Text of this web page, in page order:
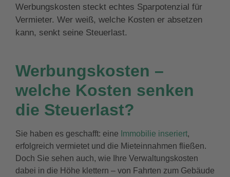
Werbungskosten steckt echtes Sparpotenzial für
Vermieter. Wer weiß, welche Kosten er absetzen
kann, senkt seine Steuerlast.
Werbungskosten –
welche Kosten senken
die Steuerlast?
Sie haben es geschafft: eine Immobilie inseriert,
erfolgreich vermietet und die Mieteinnahmen fließen.
Doch Sie sehen auch, wie Ihre Verwaltungskosten
dabei in die Höhe klettern – von Fahrten zum Gebäude